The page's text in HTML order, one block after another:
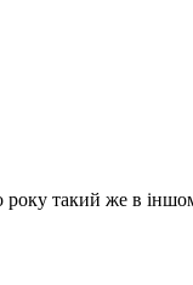
такий же в